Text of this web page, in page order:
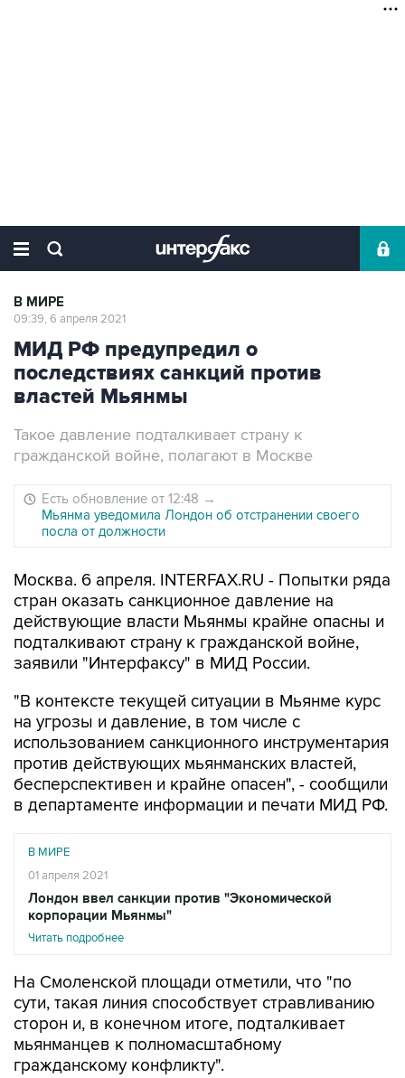
В МИРЕ
09:39, 6 апреля 2021
МИД РФ предупредил о
последствиях санкций против
властей Мьянмы
Такое давление подталкивает страну к
гражданской войне, полагают в Москве
Есть обновление от 12:48 →
Мьянма уведомила Лондон об отстранении своего
посла от должности
Москва. 6 апреля. INTERFAX.RU - Попытки ряда
стран оказать санкционное давление на
действующие власти Мьянмы крайне опасны и
подталкивают страну к гражданской войне,
заявили "Интерфаксу" в МИД России.
"В контексте текущей ситуации в Мьянме курс
на угрозы и давление, в том числе с
использованием санкционного инструментария
против действующих мьянманских властей,
бесперспективен и крайне опасен", - сообщили
в департаменте информации и печати МИД РФ.
В МИРЕ
01 апреля 2021
Лондон ввел санкции против "Экономической
корпорации Мьянмы"
Читать подробнее
На Смоленской площади отметили, что "по
сути, такая линия способствует стравливанию
сторон и, в конечном итоге, подталкивает
мьянманцев к полномасштабному
гражданскому конфликту".